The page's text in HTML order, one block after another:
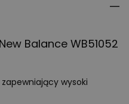
Balance WB51052
zapewniający wysoki